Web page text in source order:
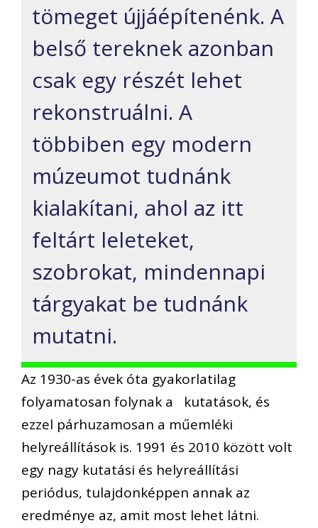
tömeget újjáépítenénk. A
belső tereknek azonban
csak egy részét lehet
rekonstruálni. A
többiben egy modern
múzeumot tudnánk
kialakítani, ahol az itt
feltárt leleteket,
szobrokat, mindennapi
tárgyakat be tudnánk
mutatni.
Az 1930-as évek óta gyakorlatilag
folyamatosan folynak a kutatások, és
ezzel párhuzamosan a műemléki
helyreállítások is. 1991 és 2010 között volt
egy nagy kutatási és helyreállítási
periódus, tulajdonképpen annak az
eredménye az, amit most lehet látni.